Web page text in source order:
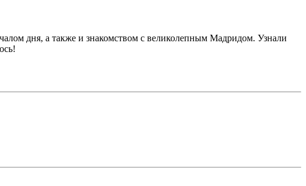
дня, а также и знакомством с великолепным Мадридом. Узнали